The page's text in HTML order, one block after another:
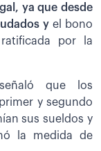
ya que desde
yel bono
por la
que los
y segundo
sus sueldos y
la medida de